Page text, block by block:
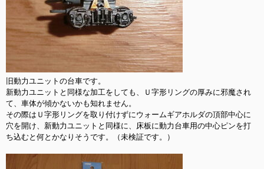
旧動力ユニットの台車です。
新動力ユニットと同様な加工をしても、Ｕ字形リングの厚みに邪魔され
て、車体が傾かないかも知れません。
その際はＵ字形リングを取り付けずにウォームギアホルダの頂部中心に
穴を開け、新動力ユニットと同様に、床板に動力台車用の中心ピンを打
ち込むと何とかなりそうです。（未検証です。）